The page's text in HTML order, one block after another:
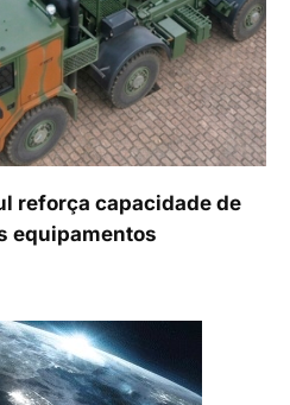
reforça capacidade de
equipamentos